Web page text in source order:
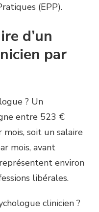
(EPP).
d’un
par
? Un
entre 523 €
soit un salaire
mois, avant
environ
libérales.
clinicien ?